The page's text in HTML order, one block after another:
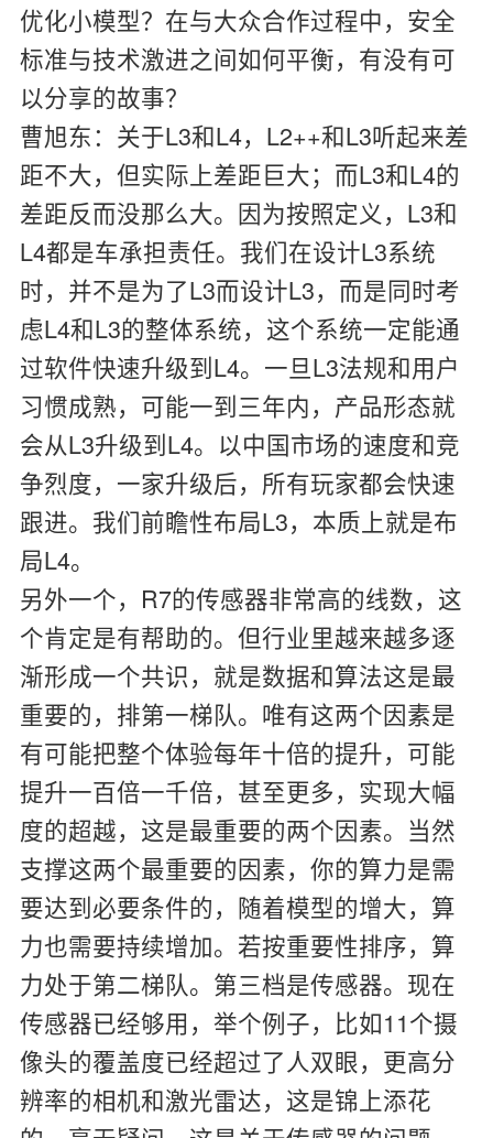
优化小模型？在与大众合作过程中，安全
标准与技术激进之间如何平衡，有没有可
以分享的故事？
曹旭东： 关于L3和L4，L2++和L3听起来差
距不大，但实际上差距巨大；而L3和L4的
差距反而没那么大。因为按照定义，L3和
L4都是车承担责任。我们在设计L3系统
时，并不是为了L3而设计L3，而是同时考
虑L4和L3的整体系统，这个系统一定能通
过软件快速升级到L4。一旦L3法规和用户
习惯成熟，可能一到三年内，产品形态就
会从L3升级到L4。以中国市场的速度和竞
争烈度，一家升级后，所有玩家都会快速
跟进。我们前瞻性布局L3，本质上就是布
局L4。
另外一个，R7的传感器非常高的线数，这
个肯定是有帮助的。但行业里越来越多逐
渐形成一个共识，就是数据和算法这是最
重要的，排第一梯队。唯有这两个因素是
有可能把整个体验每年十倍的提升，可能
提升一百倍一千倍，甚至更多，实现大幅
度的超越，这是最重要的两个因素。当然
支撑这两个最重要的因素，你的算力是需
要达到必要条件的，随着模型的增大，算
力也需要持续增加。若按重要性排序，算
力处于第二梯队。第三档是传感器。现在
传感器已经够用，举个例子，比如11个摄
像头的覆盖度已经超过了人双眼，更高分
辨率的相机和激光雷达，这是锦上添花